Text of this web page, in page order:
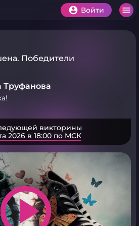
Войти
Победители
Труфанова
викторины
2026 в 18:00 по МСК
play_arrow